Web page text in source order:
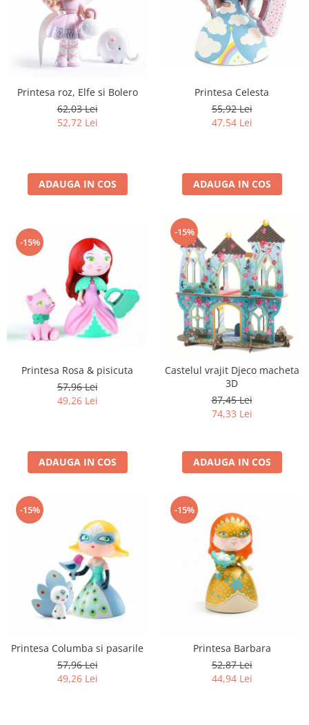
Printesa roz, Elfe si Bolero
62,03 Lei
52,72 Lei
ADAUGA IN COS
Printesa Celesta
55,92 Lei
47,54 Lei
ADAUGA IN COS
-15%
Printesa Rosa & pisicuta
57,96 Lei
49,26 Lei
ADAUGA IN COS
-15%
Castelul vrajit Djeco macheta
3D
87,45 Lei
74,33 Lei
ADAUGA IN COS
-15%
Printesa Columba si pasarile
57,96 Lei
49,26 Lei
-15%
Printesa Barbara
52,87 Lei
44,94 Lei